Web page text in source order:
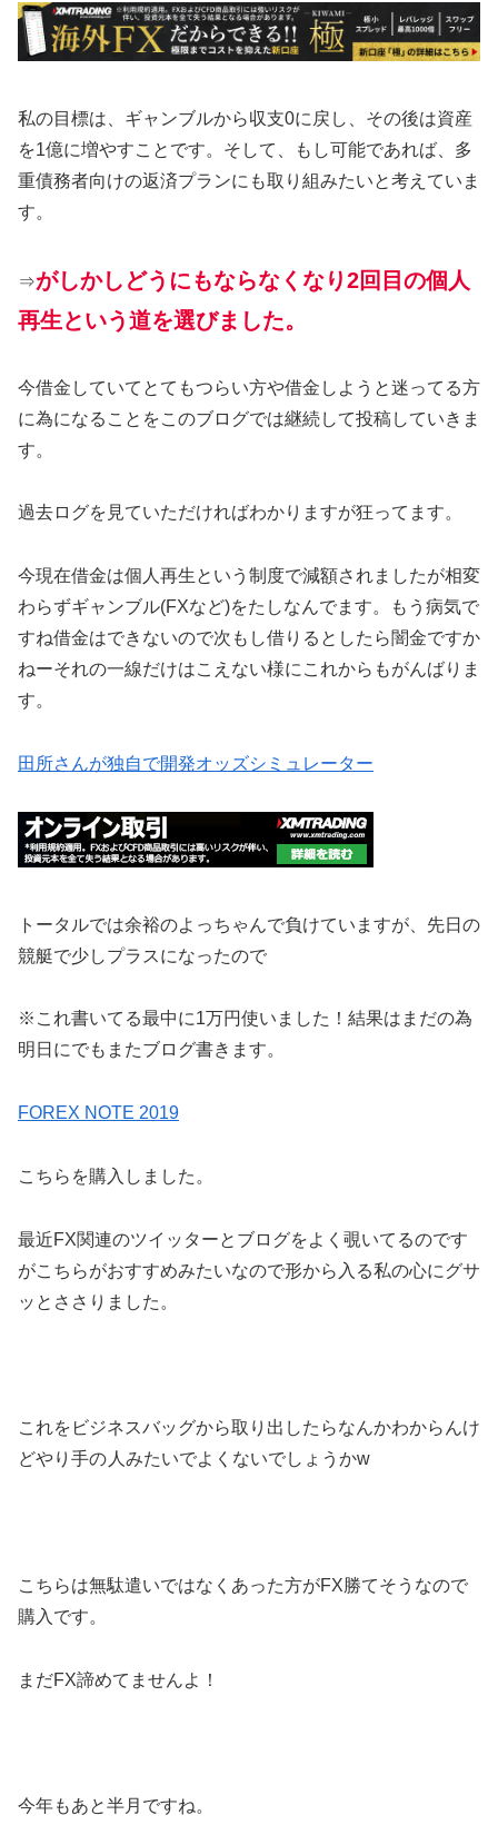
私の目標は、ギャンブルから収支0に戻し、その後は資産
を1億に増やすことです。そして、もし可能であれば、多
重債務者向けの返済プランにも取り組みたいと考えていま
す。
⇒がしかしどうにもならなくなり2回目の個人
再生という道を選びました。
今借金していてとてもつらい方や借金しようと迷ってる方
に為になることをこのブログでは継続して投稿していきま
す。
過去ログを見ていただければわかりますが狂ってます。
今現在借金は個人再生という制度で減額されましたが相変
わらずギャンブル(FXなど)をたしなんでます。もう病気で
すね借金はできないので次もし借りるとしたら闇金ですか
ねーそれの一線だけはこえない様にこれからもがんばりま
す。
田所さんが独自で開発オッズシミュレーター
トータルでは余裕のよっちゃんで負けていますが、先日の
競艇で少しプラスになったので
※これ書いてる最中に1万円使いました！結果はまだの為
明日にでもまたブログ書きます。
FOREX NOTE 2019
こちらを購入しました。
最近FX関連のツイッターとブログをよく覗いてるのです
がこちらがおすすめみたいなので形から入る私の心にグサ
ッとささりました。
これをビジネスバッグから取り出したらなんかわからんけ
どやり手の 人みたいでよくないでしょうかw
こちらは無駄遣いではなくあった方がFX勝てそうなので
購入です。
まだFX諦めてませんよ！
今年もあと半月ですね。